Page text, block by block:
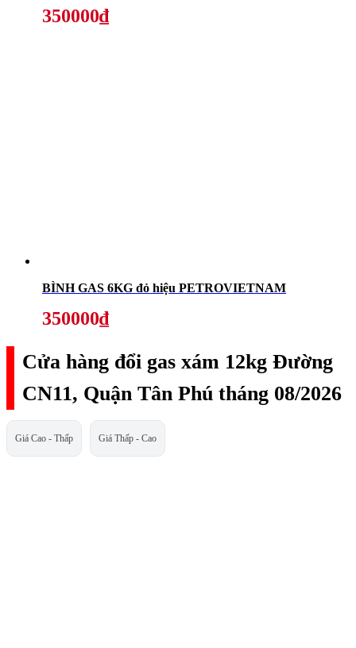
350000₫
BÌNH GAS 6KG đỏ hiệu PETROVIETNAM
350000₫
Cửa hàng đổi gas xám 12kg Đường
CN11, Quận Tân Phú tháng 08/2026
Giá Cao - Thấp Giá Thấp - Cao